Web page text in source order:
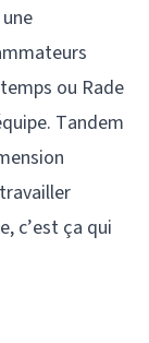
ou Rade
Tandem
c’est ça qui